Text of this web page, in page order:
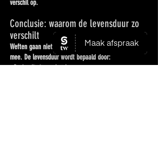
verschil op.
Conclusie: waarom de levensduur zo
verschilt
Weften gaan niet standaard 6 maanden of 1,5 jaar
mee. De levensduur wordt bepaald door:
•De kwaliteit van het haar